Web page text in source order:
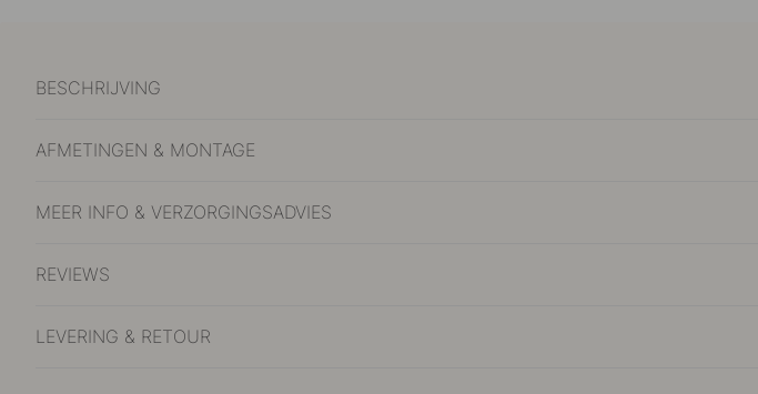
BESCHRIJVING
AFMETINGEN & MONTAGE
MEER INFO & VERZORGINGSADVIES
REVIEWS
LEVERING & RETOUR